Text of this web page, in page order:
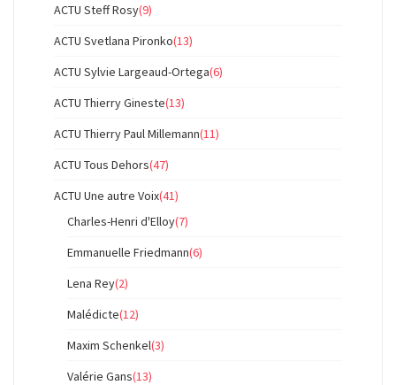
ACTU Steff Rosy(9)
ACTU Svetlana Pironko(13)
ACTU Sylvie Largeaud-Ortega(6)
ACTU Thierry Gineste(13)
ACTU Thierry Paul Millemann(11)
ACTU Tous Dehors(47)
ACTU Une autre Voix(41)
Charles-Henri d'Elloy(7)
Emmanuelle Friedmann(6)
Lena Rey(2)
Malédicte(12)
Maxim Schenkel(3)
Valérie Gans(13)